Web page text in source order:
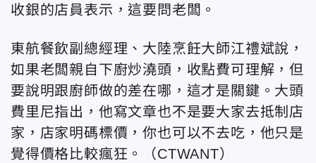
收銀的店員表示，這要問老闆。
東航餐飲副總經理、大陸烹飪大師江禮斌說，
如果老闆親自下廚炒澆頭，收點費可理解，但
要說明跟廚師做的差在哪，這才是關鍵。大頭
費里尼指出，他寫文章也不是要大家去抵制店
家，店家明碼標價，你也可以不去吃，他只是
覺得價格比較瘋狂。（CTWANT）